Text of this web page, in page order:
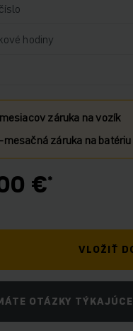
hodiny
záruka na vozík
záruka na
€
VLOŽIŤ
OTÁZKY